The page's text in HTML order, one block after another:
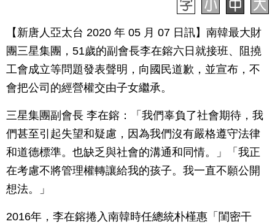
【新唐人亞太台 2020 年 05 月 07 日訊】南韓最大財
團三星集團，51歲的副會長李在鎔六日就接班、阻撓
工會成立等問題發表聲明，向國民道歉，並宣布，不
會把公司的經營權交由子女繼承。
三星集團副會長 李在鎔：「我們辜負了社會期待，我
們甚至引起失望和疑慮，因為我們沒有嚴格遵守法律
和道德標準。也缺乏與社會的溝通和同情。」「我正
在考慮不將管理權轉讓給我的孩子。我一直不願公開
想法。」
2016年，李在鎔捲入南韓時任總統朴槿惠「閨密干